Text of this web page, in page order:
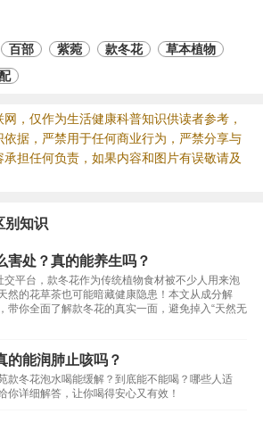
百部 紫菀 款冬花
草本植物
，仅作为生活健康科普知识供读者参考，
据，严禁用于任何商业行为，严禁分享与
担任何负责，如果内容和图片有误敬请及
别知识
害处？真的能养生吗？
交平台，款冬花作为传统植物食材被不少人用来泡
然的花草茶也可能暗藏健康隐患！本文从成分解
带你全面了解款冬花的真实一面，避免掉入“天然无
的能润肺止咳吗？
款冬花泡水喝能缓解？到底能不能喝？哪些人适
你详细解答，让你喝得安心又有效！